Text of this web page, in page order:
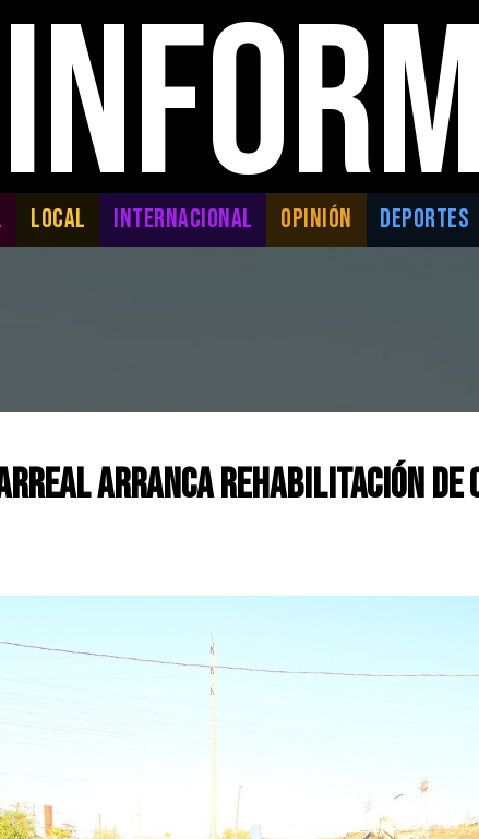
LOCAL INTERNACIONAL OPINIÓN DEPORTES
arranca rehabilitación de